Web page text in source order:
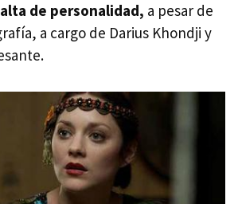
de personalidad, a pesar de
a cargo de Darius Khondji y